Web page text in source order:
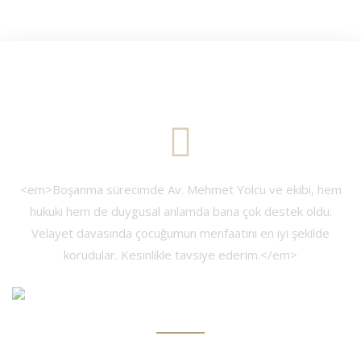
<em>Boşanma sürecimde Av. Mehmet Yolcu ve ekibi, hem
hukuki hem de duygusal anlamda bana çok destek oldu.
Velayet davasında çocuğumun menfaatini en iyi şekilde
korudular. Kesinlikle tavsiye ederim.</em>
<em>Şirketimizin ticari anlaşmazlık davasında Yolcu Hukuk’la
çalıştık. Profesyonel yaklaşımları ve süreci etkin yönetmeleri
sayesinde davayı kazandık. Teşekkürler!</em>
<em>Kira anlaşmazlığımızda, Yolcu Hukuk’un hızlı
müdahalesiyle sorunu mahkemeye gitmeden çözdük. Çözüm
odaklı ve müşteri memnuniyetine önem veren bir ekip.</em>
<em>Miras paylaşımı konusunda yaşadığımız karmaşık
süreçte, Yolcu Hukuk’un tavsiyeleriyle haklarımızı kolayca
aldık. İlgili ve güvenilir bir ekip.</em>